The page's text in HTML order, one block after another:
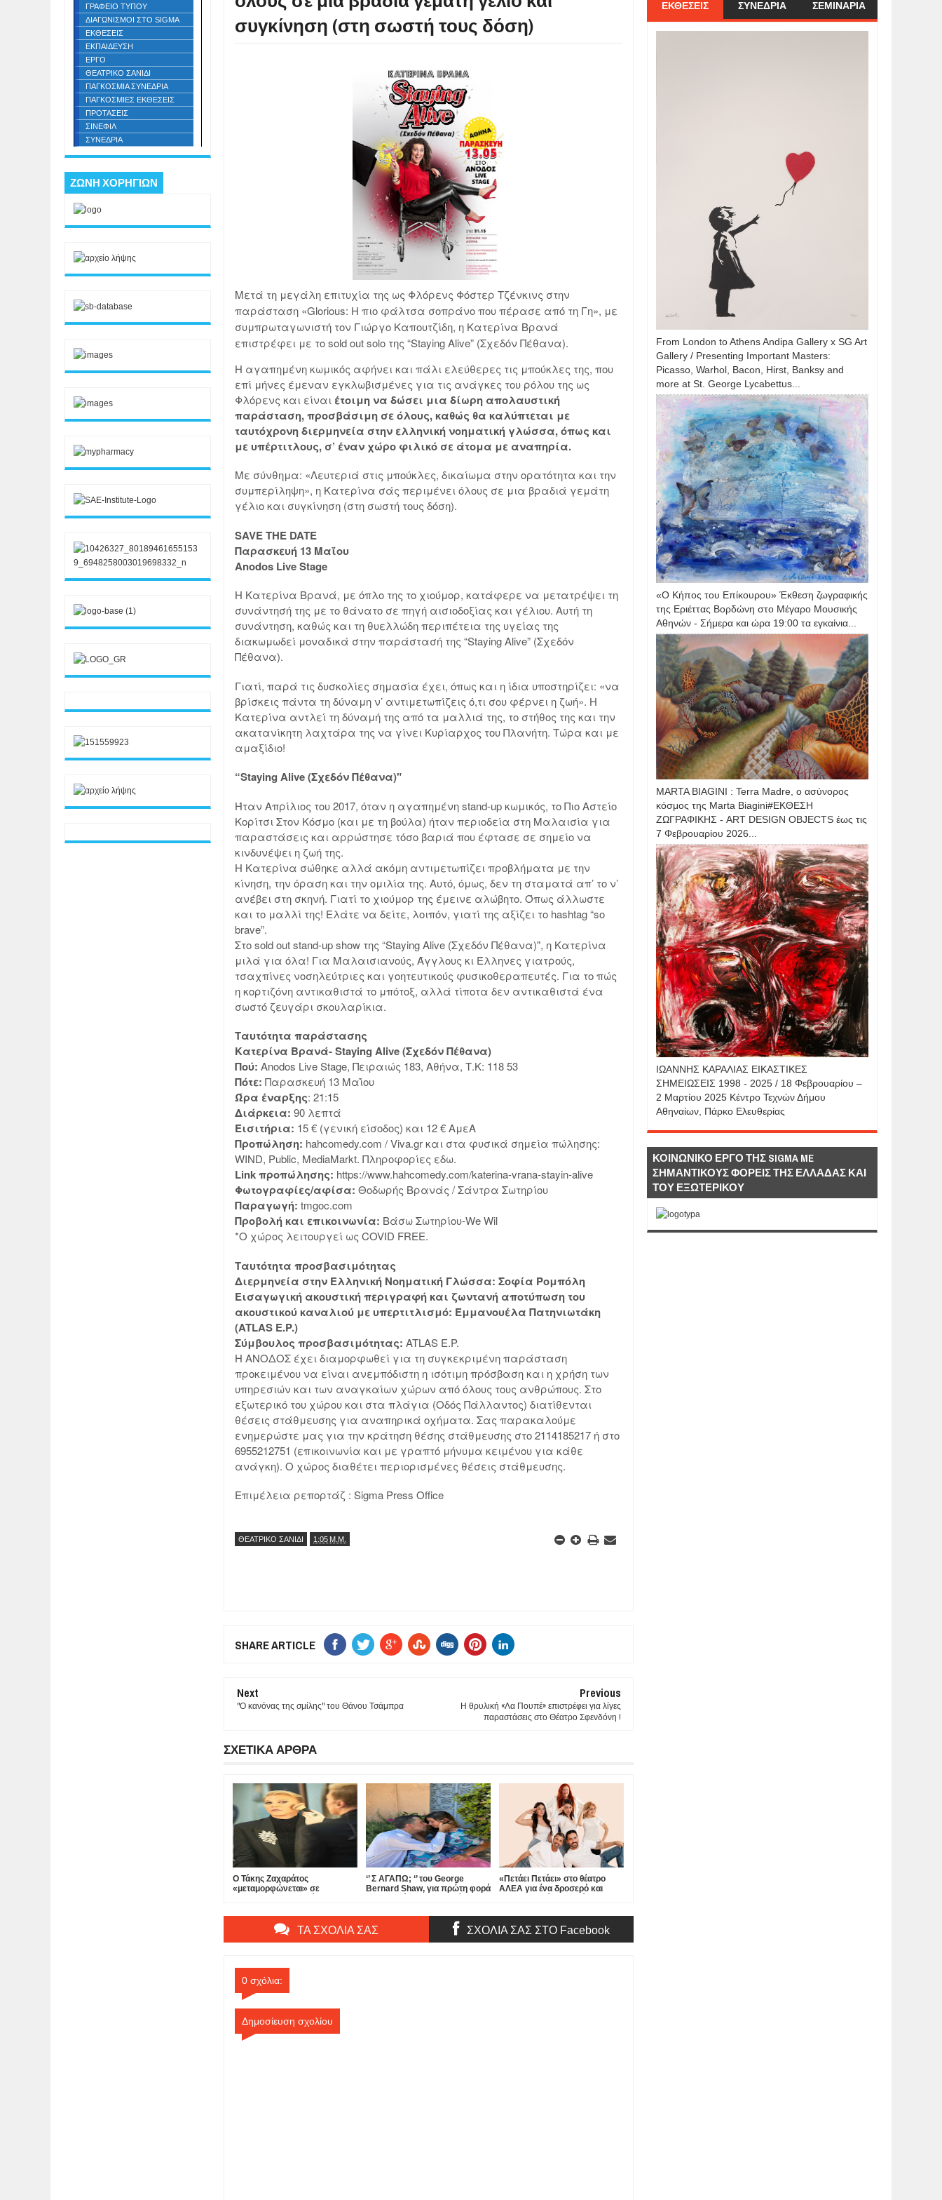
συγκίνηση (στη σωστή τους δόση)
Μετά τη μεγάλη επιτυχία της ως Φλόρενς Φόστερ Τζένκινς στην
παράσταση «Glorious: Η πιο φάλτσα σοπράνο που πέρασε από τη Γη», με
συμπρωταγωνιστή τον Γιώργο Καπουτζίδη, η Κατερίνα Βρανά
επιστρέφει με το sold out solo της “Staying Alive” (Σχεδόν Πέθανα).
Η αγαπημένη κωμικός αφήνει και πάλι ελεύθερες τις μπούκλες της, που
επί μήνες έμεναν εγκλωβισμένες για τις ανάγκες του ρόλου της ως
Φλόρενς και είναι έτοιμη να δώσει μια δίωρη απολαυστική
παράσταση, προσβάσιμη σε όλους, καθώς θα καλύπτεται με
ταυτόχρονη διερμηνεία στην ελληνική νοηματική γλώσσα, όπως και
με υπέρτιτλους, σ’ έναν χώρο φιλικό σε άτομα με αναπηρία.
Με σύνθημα: «Λευτεριά στις μπούκλες, δικαίωμα στην ορατότητα και την
συμπερίληψη», η Κατερίνα σάς περιμένει όλους σε μια βραδιά γεμάτη
γέλιο και συγκίνηση (στη σωστή τους δόση).
SAVE THE DATE
Παρασκευή 13 Μαΐου
Anodos Live Stage
Η Κατερίνα Βρανά, με όπλο της το χιούμορ, κατάφερε να μετατρέψει τη
συνάντησή της με το θάνατο σε πηγή αισιοδοξίας και γέλιου. Αυτή τη
συνάντηση, καθώς και τη θυελλώδη περιπέτεια της υγείας της
διακωμωδεί μοναδικά στην παράστασή της “Staying Alive” (Σχεδόν
Πέθανα).
Γιατί, παρά τις δυσκολίες σημασία έχει, όπως και η ίδια υποστηρίζει: «να
βρίσκεις πάντα τη δύναμη ν’ αντιμετωπίζεις ό,τι σου φέρνει η ζωή». Η
Κατερίνα αντλεί τη δύναμή της από τα μαλλιά της, το στήθος της και την
ακατανίκητη λαχτάρα της να γίνει Κυρίαρχος του Πλανήτη. Τώρα και με
αμαξίδιο!
“Staying Alive (Σχεδόν Πέθανα)"
Ήταν Απρίλιος του 2017, όταν η αγαπημένη stand-up κωμικός, το Πιο Αστείο
Κορίτσι Στον Κόσμο (και με τη βούλα) ήταν περιοδεία στη Μαλαισία για
παραστάσεις και αρρώστησε τόσο βαριά που έφτασε σε σημείο να
κινδυνέψει η ζωή της.
Η Κατερίνα σώθηκε αλλά ακόμη αντιμετωπίζει προβλήματα με την
κίνηση, την όραση και την ομιλία της. Αυτό, όμως, δεν τη σταματά απ’ το ν’
ανέβει στη σκηνή. Γιατί το χιούμορ της έμεινε αλώβητο. Όπως άλλωστε
και το μαλλί της! Ελάτε να δείτε, λοιπόν, γιατί της αξίζει το hashtag “so
brave”.
Στο sold out stand-up show της “Staying Alive (Σχεδόν Πέθανα)", η Κατερίνα
μιλά για όλα! Για Μαλαισιανούς, Άγγλους κι Έλληνες γιατρούς,
τσαχπίνες νοσηλεύτριες και γοητευτικούς φυσικοθεραπευτές. Για το πώς
η κορτιζόνη αντικαθιστά το μπότοξ, αλλά τίποτα δεν αντικαθιστά ένα
σωστό ζευγάρι σκουλαρίκια.
Ταυτότητα παράστασης
Κατερίνα Βρανά- Staying Alive (Σχεδόν Πέθανα)
Πού: Anodos Live Stage, Πειραιώς 183, Αθήνα, Τ.Κ: 118 53
Πότε: Παρασκευή 13 Μαΐου
Ώρα έναρξης: 21:15
Διάρκεια: 90 λεπτά
Εισιτήρια: 15 € (γενική είσοδος) και 12 € ΑμεΑ
Προπώληση: hahcomedy.com / Viva.gr και στα φυσικά σημεία πώλησης:
WIND, Public, MediaMarkt. Πληροφορίες εδω.
Link προπώλησης: https://www.hahcomedy.com/katerina-vrana-stayin-alive
Φωτογραφίες/αφίσα: Θοδωρής Βρανάς / Σάντρα Σωτηρίου
Παραγωγή: tmgoc.com
Προβολή και επικοινωνία: Βάσω Σωτηρίου-We Wil
*Ο χώρος λειτουργεί ως COVID FREE.
Ταυτότητα προσβασιμότητας
Διερμηνεία στην Ελληνική Νοηματική Γλώσσα: Σοφία Ρομπόλη
Εισαγωγική ακουστική περιγραφή και ζωντανή αποτύπωση του
ακουστικού καναλιού με υπερτιτλισμό: Εμμανουέλα Πατηνιωτάκη
(ATLAS E.P.)
Σύμβουλος προσβασιμότητας: ATLAS E.P.
Η ΑΝΟΔΟΣ έχει διαμορφωθεί για τη συγκεκριμένη παράσταση
προκειμένου να είναι ανεμπόδιστη η ισότιμη πρόσβαση και η χρήση των
υπηρεσιών και των αναγκαίων χώρων από όλους τους ανθρώπους. Στο
εξωτερικό του χώρου και στα πλάγια (Οδός Πάλλαντος) διατίθενται
θέσεις στάθμευσης για αναπηρικά οχήματα. Σας παρακαλούμε
ενημερώστε μας για την κράτηση θέσης στάθμευσης στο 2114185217 ή στο
6955212751 (επικοινωνία και με γραπτό μήνυμα κειμένου για κάθε
ανάγκη). Ο χώρος διαθέτει περιορισμένες θέσεις στάθμευσης.
Επιμέλεια ρεπορτάζ : Sigma Press Office
ΘΕΑΤΡΙΚΟ ΣΑΝΙΔΙ 1:05 Μ.Μ.
SHARE ARTICLE
Next
"Ο κανόνας της σμίλης" του Θάνου Τσάμπρα
Previous
Η θρυλική «Λα Πουπέ» επιστρέφει για λίγες
παραστάσεις στο Θέατρο Σφενδόνη !
ΣΧΕΤΙΚΑ ΑΡΘΡΑ
Ο Τάκης Ζαχαράτος
«μεταμορφώνεται» σε
‘’ Σ ΑΓΑΠΩ; ‘’ του George
Bernard Shaw, για πρώτη φορά
«Πετάει Πετάει» στο θέατρο
ΑΛΕΑ για ένα δροσερό και
ΤΑ ΣΧΟΛΙΑ ΣΑΣ ΣΧΟΛΙΑ ΣΑΣ ΣΤΟ Facebook
0 σχόλια:
Δημοσίευση σχολίου
ΓΡΑΦΕΙΟ ΤΥΠΟΥ
ΔΙΑΓΩΝΙΣΜΟΙ ΣΤΟ SIGMA
ΕΚΘΕΣΕΙΣ
ΕΚΠΑΙΔΕΥΣΗ
ΕΡΓΟ
ΘΕΑΤΡΙΚΟ ΣΑΝΙΔΙ
ΠΑΓΚΟΣΜΙΑ ΣΥΝΕΔΡΙΑ
ΠΑΓΚΟΣΜΙΕΣ ΕΚΘΕΣΕΙΣ
ΠΡΟΤΑΣΕΙΣ
ΣΙΝΕΦΙΛ
ΣΥΝΕΔΡΙΑ
ΖΩΝΗ ΧΟΡΗΓΙΩΝ
ΕΚΘΕΣΕΙΣ ΣΥΝΕΔΡΙΑ ΣΕΜΙΝΑΡΙΑ
From London to Athens Andipa Gallery x SG Art
Gallery / Presenting Important Masters:
Picasso, Warhol, Bacon, Hirst, Banksy and
more at St. George Lycabettus...
«Ο Κήπος του Επίκουρου» Έκθεση ζωγραφικής
της Εριέττας Βορδώνη στο Μέγαρο Μουσικής
Αθηνών - Σήμερα και ώρα 19:00 τα εγκαίνια...
MARTA BIAGINI : Terra Madre, ο ασύνορος
κόσμος της Marta Biagini#ΕΚΘΕΣΗ
ΖΩΓΡΑΦΙΚΗΣ - ART DESIGN OBJECTS έως τις
7 Φεβρουαρίου 2026...
IΩΑΝΝΗΣ KAΡΑΛΙΑΣ ΕΙΚΑΣΤΙΚΕΣ
ΣΗΜΕΙΩΣΕΙΣ 1998 - 2025 / 18 Φεβρουαρίου –
2 Μαρτίου 2025 Κέντρο Τεχνών Δήμου
Αθηναίων, Πάρκο Ελευθερίας
ΚΟΙΝΩΝΙΚΟ ΕΡΓΟ ΤΗΣ SIGMA ME
ΣΗΜΑΝΤΙΚΟΥΣ ΦΟΡΕΙΣ ΤΗΣ ΕΛΛΑΔΑΣ ΚΑΙ
ΤΟΥ ΕΞΩΤΕΡΙΚΟΥ